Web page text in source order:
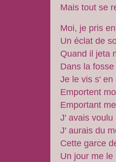
Mais tout se
Moi, je pris
Un éclat de
Quand il jeta
Dans la
Je le vis s' en
Emportent
Emportant
J' avais voulu
J' aurais du
Cette garce
Un jour me le